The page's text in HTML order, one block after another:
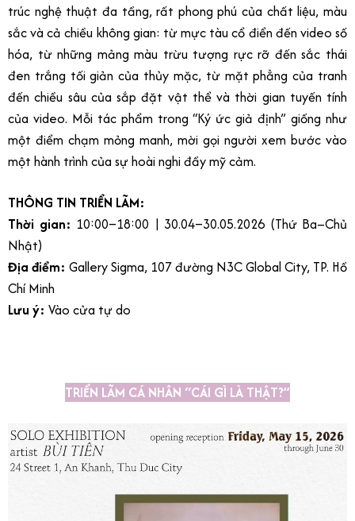
trúc nghệ thuật đa tầng, rất phong phú của chất liệu, màu
sắc và cả chiều không gian: từ mực tàu cổ điển đến video số
hóa, từ những mảng màu trừu tượng rực rỡ đến sắc thái
đen trắng tối giản của thủy mặc, từ mặt phẳng của tranh
đến chiều sâu của sắp đặt vật thể và thời gian tuyến tính
của video. Mỗi tác phẩm trong “Ký ức giả định” giống như
một điểm chạm mỏng manh, mời gọi người xem bước vào
một hành trình của sự hoài nghi đầy mỹ cảm.
THÔNG TIN TRIỂN LÃM:
Thời gian: 10:00–18:00 | 30.04–30.05.2026 (Thứ Ba–Chủ
Nhật)
Địa điểm: Gallery Sigma, 107 đường N3C Global City, TP. Hồ
Chí Minh
Lưu ý: Vào cửa tự do
TRIỂN LÃM CÁ NHÂN “CÁI GÌ LÀ THẬT?”